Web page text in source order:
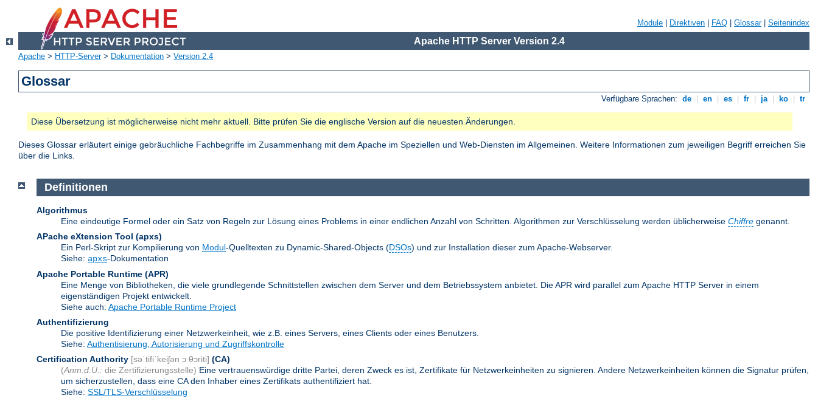
Module Direktiven FAQ Glossar| Seitenindex
Apache HTTP Server Version 2.4
Apache > HTTP-Server> Dokumentation > Version 2.4
Glossar
Verfügbare Sprachen: de en es fr ja ko tr
Diese Übersetzung ist möglicherweise nicht mehr aktuell. Bitte prüfen Sie die englische Version auf die neuesten Änderungen.
Dieses Glossar erläutert einige gebräuchliche Fachbegriffe im Zusammenhang mit dem Apache im Speziellen und Web-Diensten im Allgemeinen. Weitere Informationen zum jeweiligen Begriff erreichen Sie
über die Links.
Definitionen
Algorithmus
Eine eindeutige Formel oder ein Satz von Regeln zur Lösung eines Problems in einer endlichen Anzahl von Schritten. Algorithmen zur Verschlüsselung werden üblicherweise Chiffre genannt.
APache eXtension Tool (apxs)
Ein Perl-Skript zur Kompilierung von Modul-Quelltexten zu Dynamic-Shared-Objects (DSOs) und zur Installation dieser zum Apache-Webserver.
Siehe: apxs-Dokumentation
Apache Portable Runtime (APR)
Eine Menge von Bibliotheken, die viele grundlegende Schnittstellen zwischen dem Server und dem Betriebssystem anbietet. Die APR wird parallel zum Apache HTTP Server in einem
eigenständigen Projekt entwickelt.
Siehe auch: Apache Portable Runtime Project
Authentifizierung
Die positive Identifizierung einer Netzwerkeinheit, wie z.B. eines Servers, eines Clients oder eines Benutzers.
Siehe: Authentisierung, Autorisierung und Zugriffskontrolle
Certification Authority [səˈtifiˈkeiʃən ɔːθɔriti] (CA)
(Anm.d.Ü.: die Zertifizierungsstelle) Eine vertrauenswürdige dritte Partei, deren Zweck es ist, Zertifikate für Netzwerkeinheiten zu signieren. Andere Netzwerkeinheiten können die Signatur prüfen,
um sicherzustellen, dass eine CA den Inhaber eines Zertifikats authentifiziert hat.
Siehe: SSL/TLS-Verschlüsselung